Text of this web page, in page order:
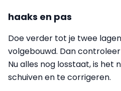
haaks en pas
Doe verder tot je twee
volgebouwd. Dan
Nu alles nog losstaat, is het
schuiven en te corrigeren.